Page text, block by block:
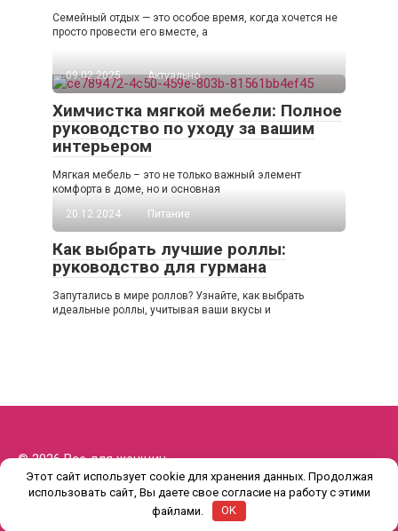
Семейный отдых — это особое время, когда хочется не
просто провести его вместе, а
09.02.2025 Актуально
Химчистка мягкой мебели: Полное
руководство по уходу за вашим
интерьером
Мягкая мебель – это не только важный элемент
комфорта в доме, но и основная
20.12.2024
Питание
Как выбрать лучшие роллы:
руководство для гурмана
Запутались в мире роллов? Узнайте, как выбрать
идеальные роллы, учитывая ваши вкусы и
© 2026 Все для женщин
Этот сайт использует cookie для хранения данных. Продолжая
использовать сайт, Вы даете свое согласие на работу с этими
файлами.
OK